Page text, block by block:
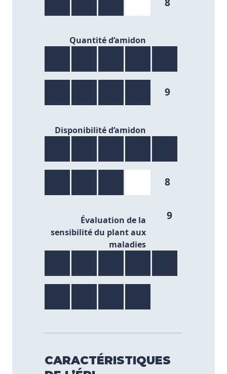
Quantité d’amidon
9
Disponibilité d’amidon
8
Évaluation de la
sensibilité du plant aux
maladies
9
CARACTÉRISTIQUES